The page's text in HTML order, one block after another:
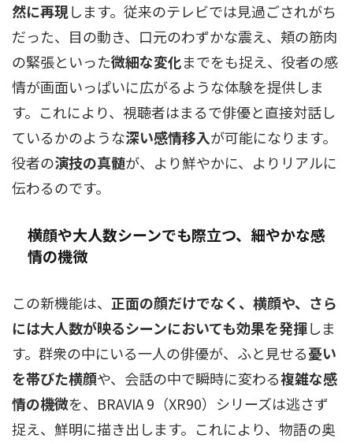
然に再現します。従来のテレビでは見過ごされがち
だった、目の動き、口元のわずかな震え、頬の筋肉
の緊張といった微細な変化までをも捉え、役者の感
情が画面いっぱいに広がるような体験を提供しま
す。これにより、視聴者はまるで俳優と直接対話し
ているかのような深い感情移入が可能になります。
役者の演技の真髄が、より鮮やかに、よりリアルに
伝わるのです。
横顔や大人数シーンでも際立つ、細やかな感
情の機微
この新機能は、 正面の顔だけでなく、横顔や、さら
には大人数が映るシーンにおいても効果を発揮しま
す。群衆の中にいる一人の俳優が、ふと見せる憂い
を帯びた横顔や、会話の中で瞬時に変わる複雑な感
情の機微を、BRAVIA 9（XR90）シリーズは逃さず
捉え、鮮明に描き出します。これにより、物語の奥